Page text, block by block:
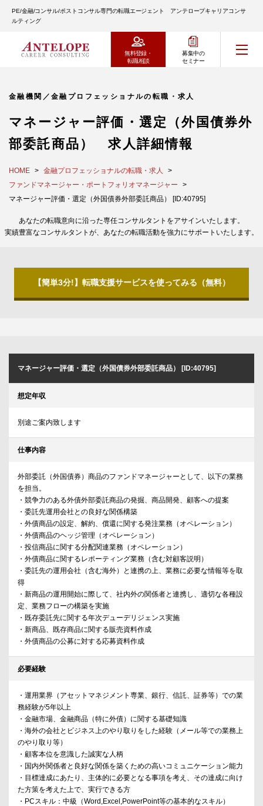
PE/金融/コンサル/ポストコンサル専門の転職エージェント アンテロープキャリアコンサ
ルティング
無料登録・
転職相談
募集中の
セミナー
金融機関／金融プロフェッショナルの転職・求人
マネージャー評価・選定（外国債券外
部委託商品） 求人詳細情報
HOME
金融プロフェッショナルの転職・求人
ファンドマネージャー・ポートフォリオマネージャー
マネージャー評価・選定（外国債券外部委託商品） [ID:40795]
あなたの転職意向に沿った専任コンサルタントをアサインいたします。
実績豊富なコンサルタントが、あなたの転職活動を強力にサポートいたします。
【簡単3分!】転職支援サービスを使ってみる（無料）
マネージャー評価・選定（外国債券外部委託商品） [ID:40795]
想定年収
別途ご案内致します
仕事内容
外部委託（外国債券）商品のファンドマネージャーとして、以下の業務
を担当。
・競争力のある外債外部委託商品の発掘、商品開発、顧客への提案
・委託先運用会社との良好な関係構築
・外債商品の設定、解約、償還に関する発注業務（オペレーション）
・外債商品のヘッジ管理（オペレーション）
・投信商品に関する分配関連業務（オペレーション）
・外債商品に関するレポーティング業務（含む対顧客説明）
・委託先の運用会社（含む海外）と連携の上、業務に必要な情報等を取
得
・新商品の運用開始に際して、社内外の関係者と連携し、適切な各種設
定、業務フローの構築を実施
・既存委託先に関する年次デューデリジェンス実施
・新商品、既存商品に関する販売資料作成
・外債商品の公募に対する応募資料作成
必要経験
・運用業界（アセットマネジメント専業、銀行、信託、証券等）での業
務経験が5年以上
・金融市場、金融商品（特に外債）に関する基礎知識
・海外の会社とビジネス上のやり取りをした経験（メール等での業務上
のやり取り等）
・顧客本位を意識した誠実な人柄
・国内外関係者と良好な関係を築くための高いコミュニケーション能力
・目標達成にあたり、主体的に必要となる事項を考え、その達成に向け
た方策を考えた上で、実行できる方
・PCスキル：中級（Word,Excel,PowerPoint等の基本的なスキル）